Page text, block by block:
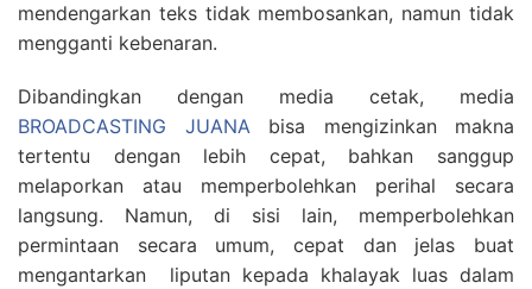
mendengarkan teks tidak membosankan, namun tidak
mengganti kebenaran.
Dibandingkan dengan media cetak, media
BROADCASTING JUANAbisa mengizinkan makna
tertentu dengan lebih cepat, bahkan sanggup
melaporkan atau memperbolehkan perihal secara
langsung. Namun, di sisi lain, memperbolehkan
permintaan secara umum, cepat dan jelas buat
mengantarkan liputan kepada khalayak luas dalam